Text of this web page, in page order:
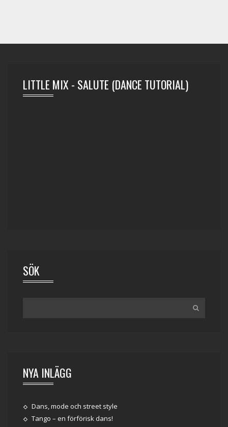
LITTLE MIX - SALUTE (DANCE TUTORIAL)
SÖK
NYA INLÄGG
Dans, mode och street style
Tango – en förförisk dans!